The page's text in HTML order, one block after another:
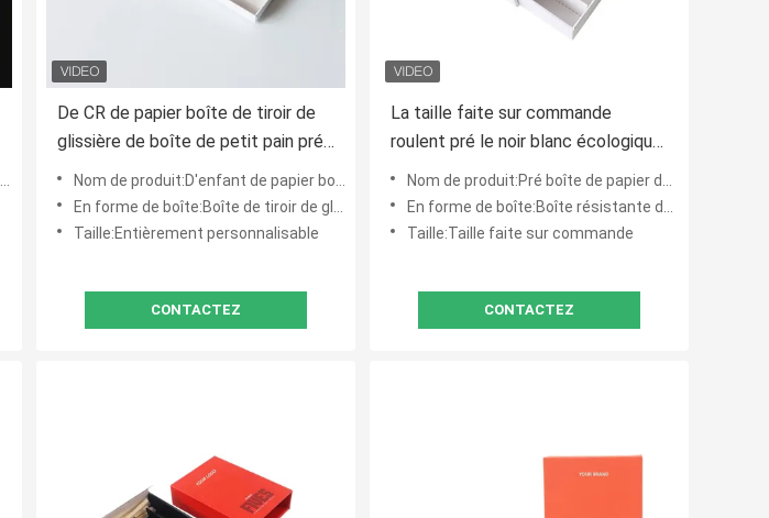
De CR de papier boîte de tiroir de
glissière de boîte de petit pain pré
pour des cônes d'emballage
collectif
Nom de produit:D'enfant de papier boîte résistante de petit pain pré
En forme de boîte:Boîte de tiroir de glissière de CR
Taille:Entièrement personnalisable
CONTACTEZ
La taille faite sur commande
roulent pré le noir blanc écologique
de boîtes d'emballage
Nom de produit:Pré boîte de papier de petit pain
En forme de boîte:Boîte résistante de tiroir d'enfant
Taille:Taille faite sur commande
CONTACTEZ